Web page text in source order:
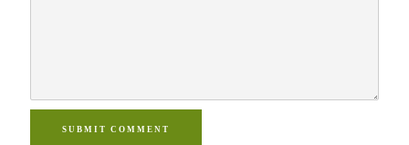
SUBMIT COMMENT